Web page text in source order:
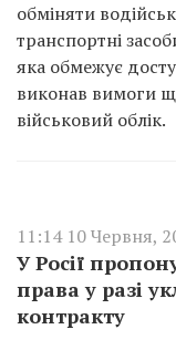
обміняти
транспортні
яка обмежує
виконав вимоги
військовий облік.
11:14 10 Червня,
У Росії
права у разі
контракту